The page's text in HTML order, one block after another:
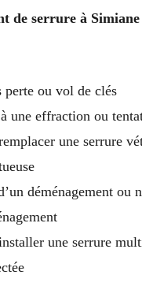
de serrure à
perte ou vol de clés
une effraction ou
une serrure
déménagement ou
une serrure